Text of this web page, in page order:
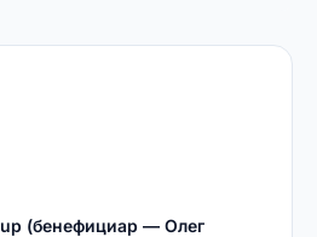
(бенефициар — Олег